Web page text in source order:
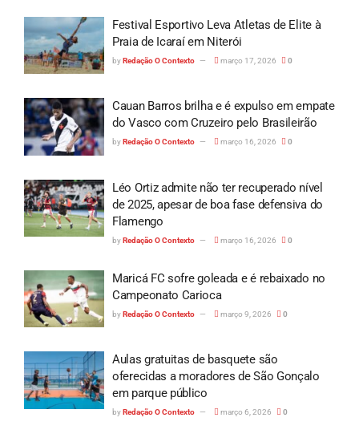
Festival Esportivo Leva Atletas de Elite à
Praia de Icaraí em Niterói
byRedação O Contexto março 17, 2026 0
Cauan Barros brilha e é expulso em empate
do Vasco com Cruzeiro pelo Brasileirão
byRedação O Contexto março 16, 2026 0
Léo Ortiz admite não ter recuperado nível
de 2025, apesar de boa fase defensiva do
Flamengo
byRedação O Contexto março 16, 2026 0
Maricá FC sofre goleada e é rebaixado no
Campeonato Carioca
byRedação O Contexto março 9, 2026 0
Aulas gratuitas de basquete são
oferecidas a moradores de São Gonçalo
em parque público
byRedação O Contexto março 6, 2026 0